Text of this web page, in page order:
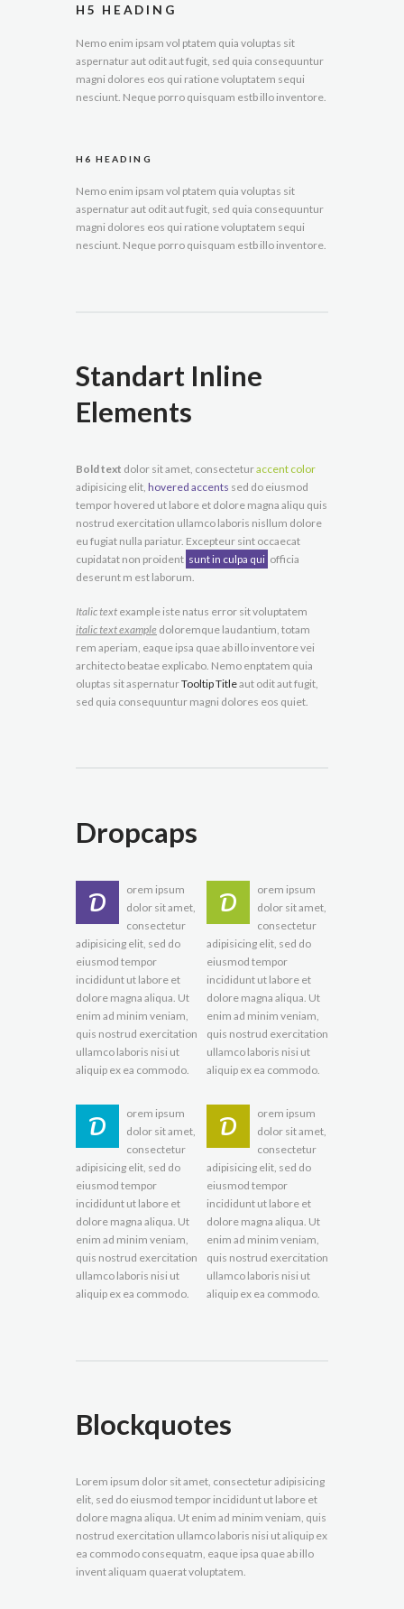
H5 HEADING
Nemo enim ipsam vol ptatem quia voluptas sit
aspernatur aut odit aut fugit, sed quia consequuntur
magni dolores eos qui ratione voluptatem sequi
nesciunt. Neque porro quisquam estb illo inventore.
H6 HEADING
Nemo enim ipsam vol ptatem quia voluptas sit
aspernatur aut odit aut fugit, sed quia consequuntur
magni dolores eos qui ratione voluptatem sequi
nesciunt. Neque porro quisquam estb illo inventore.
Standart Inline
Elements
Bold text dolor sit amet, consecteturaccent color
adipisicing elit, hovered accents sed do eiusmod
tempor hovered ut labore et dolore magna aliqu quis
nostrud exercitation ullamco laboris nisllum dolore
eu fugiat nulla pariatur. Excepteur sint occaecat
cupidatat non proident sunt in culpa qui officia
deserunt m est laborum.
Italic text example iste natus error sit voluptatem
italic text example doloremque laudantium, totam
rem aperiam, eaque ipsa quae ab illo inventore vei
architecto beatae explicabo. Nemo enptatem quia
oluptas sit aspernaturTooltip Titleaut odit aut fugit,
sed quia consequuntur magni dolores eos quiet.
Dropcaps
D
orem ipsum
dolor sit amet,
consectetur
adipisicing elit, sed do
eiusmod tempor
incididunt ut labore et
dolore magna aliqua. Ut
enim ad minim veniam,
quis nostrud exercitation
ullamco laboris nisi ut
aliquip ex ea commodo.
D
orem ipsum
dolor sit amet,
consectetur
adipisicing elit, sed do
eiusmod tempor
incididunt ut labore et
dolore magna aliqua. Ut
enim ad minim veniam,
quis nostrud exercitation
ullamco laboris nisi ut
aliquip ex ea commodo.
D
orem ipsum
dolor sit amet,
consectetur
adipisicing elit, sed do
eiusmod tempor
incididunt ut labore et
dolore magna aliqua. Ut
enim ad minim veniam,
quis nostrud exercitation
ullamco laboris nisi ut
aliquip ex ea commodo.
D
orem ipsum
dolor sit amet,
consectetur
adipisicing elit, sed do
eiusmod tempor
incididunt ut labore et
dolore magna aliqua. Ut
enim ad minim veniam,
quis nostrud exercitation
ullamco laboris nisi ut
aliquip ex ea commodo.
Blockquotes
Lorem ipsum dolor sit amet, consectetur adipisicing
elit, sed do eiusmod tempor incididunt ut labore et
dolore magna aliqua. Ut enim ad minim veniam, quis
nostrud exercitation ullamco laboris nisi ut aliquip ex
ea commodo consequatm, eaque ipsa quae ab illo
invent aliquam quaerat voluptatem.